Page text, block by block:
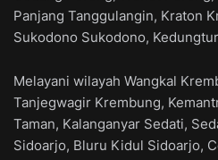
Panjang Tanggulangin, Kraton
Sukodono Sukodono,
Melayani wilayah Wangkal
Tanjegwagir Krembung,
Taman, Kalanganyar Sedati,
Sidoarjo, Bluru Kidul Sidoarjo,